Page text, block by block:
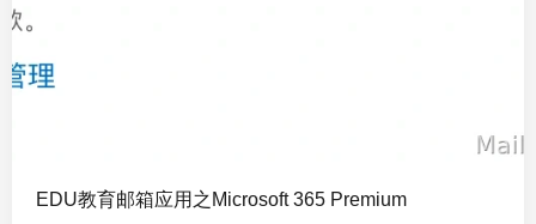
EDU教育邮箱应用之Microsoft 365 Premium